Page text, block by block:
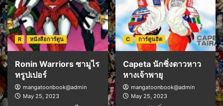
R หนังสือการ์ตูน
Ronin Warriors ซามูไร
ทรูปเปอร์
mangatoonbook@admin
May 25, 2023
C การ์ตูนฮิต
Capeta นักซิ่งดาวหาว
หางเจ้าพายุ
mangatoonbook@admin
May 25, 2023